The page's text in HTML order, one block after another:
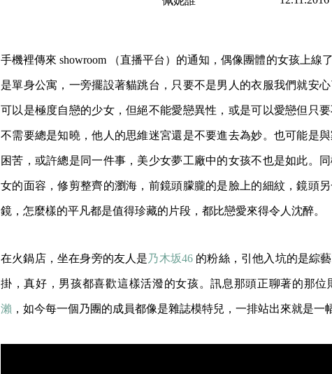
手機裡傳來 showroom （直播平台）的通知，偶像團體的女孩上線
是單身公寓，一旁擺設著貓跳台，只要不是男人的衣服我們就安
可以是極度自戀的少女，但絕不能愛戀異性，或是可以愛戀但只
不需要總是知曉，他人的思維迷宮還是不要進去為妙。也可能是
困苦，或許總是同一件事，美少女夢工廠中的女孩不也是如此。
女的面容，修剪整齊的瀏海，前鏡頭朦朧的是臉上的細紋，鏡頭
鏡，怎麼樣的平凡都是值得珍藏的片段，都比戀愛來得令人沈醉。
在火鍋店，坐在身旁的友人是乃木坂46 的粉絲，引他入坑的是綜
掛，真好，男孩都喜歡這樣活潑的女孩。訊息那頭正聊著的那位
瀨 ，如今每一個乃團的成員都像是雜誌模特兒，一排站出來就是一